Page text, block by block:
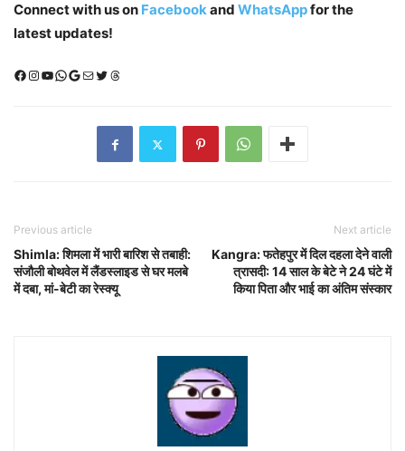
Connect with us on Facebookand WhatsAppfor the
latest updates!
Facebook
Instagram
YouTube
WhatsApp
Google
MailX (Twitter)
Threads
Previous article
Shimla: शिमला में भारी बारिश से तबाही:
संजौली बोथवेल में लैंडस्लाइड से घर मलबे
में दबा, मां-बेटी का रेस्क्यू
Next article
Kangra: फतेहपुर में दिल दहला देने वाली
त्रासदी: 14 साल के बेटे ने 24 घंटे में
किया पिता और भाई का अंतिम संस्कार